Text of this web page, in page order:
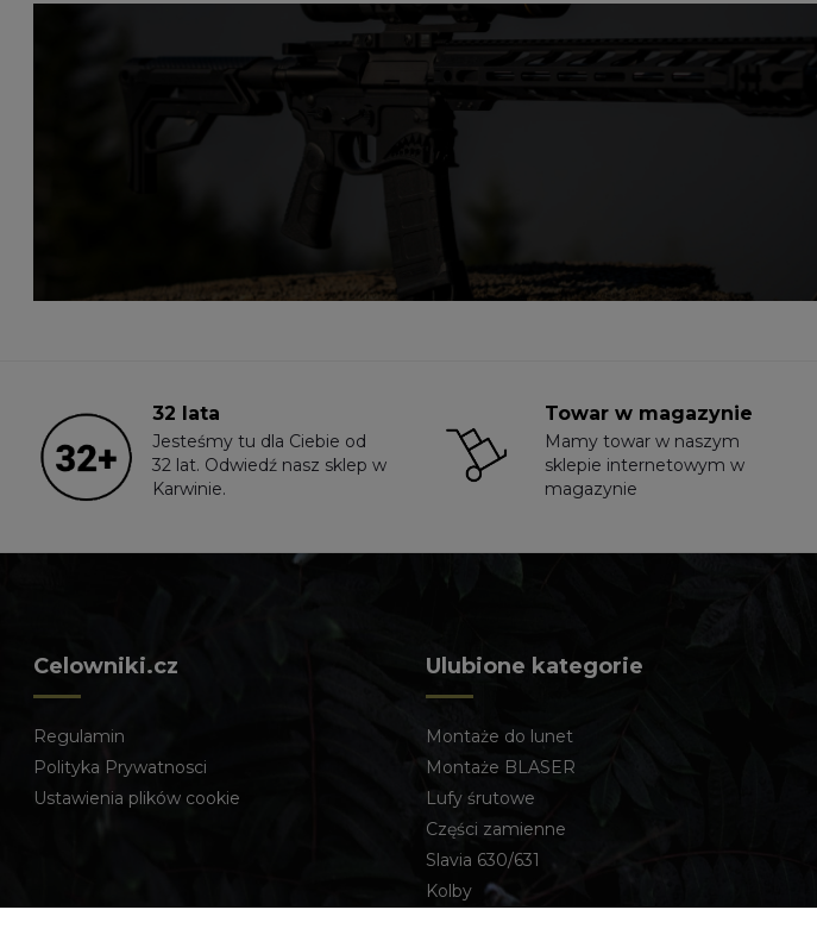
32 lata
Jesteśmy tu dla Ciebie od
32 lat. Odwiedź nasz sklep w
Karwinie.
Towar w magazynie
Mamy towar w naszym
sklepie internetowym w
magazynie
Celowniki.cz
Regulamin
Polityka Prywatnosci
Ustawienia plików cookie
Ulubione kategorie
Montaże do lunet
Montaże BLASER
Lufy śrutowe
Części zamienne
Slavia 630/631
Kolby